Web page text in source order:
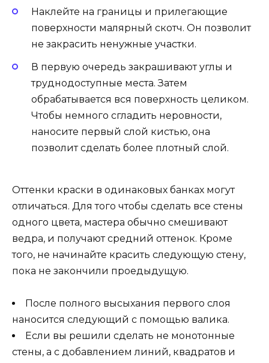
Наклейте на границы и прилегающие
поверхности малярный скотч. Он позволит
не закрасить ненужные участки.
В первую очередь закрашивают углы и
труднодоступные места. Затем
обрабатывается вся поверхность целиком.
Чтобы немного сгладить неровности,
наносите первый слой кистью, она
позволит сделать более плотный слой.
Оттенки краски в одинаковых банках могут
отличаться. Для того чтобы сделать все стены
одного цвета, мастера обычно смешивают
ведра, и получают средний оттенок. Кроме
того, не начинайте красить следующую стену,
пока не закончили проедыдущую.
После полного высыхания первого слоя
наносится следующий с помощью валика.
Если вы решили сделать не монотонные
стены, а с добавлением линий, квадратов и